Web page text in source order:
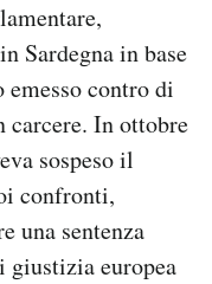
in Sardegna in base
emesso contro di
In ottobre
sospeso il
confronti,
una sentenza
giustizia europea